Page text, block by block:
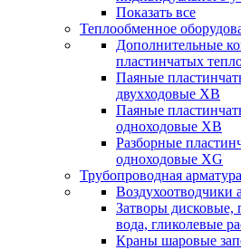
Показать все
Теплообменное
Дополнительные
пластинчатых
Паяные
двухходовые XB
Паяные
одноходовые ХВ
Разборные
одноходовые ХG
Трубопроводная арматура
Воздухоотводчики
Затворы дисковые,
вода, гликолевые
Краны шаровые